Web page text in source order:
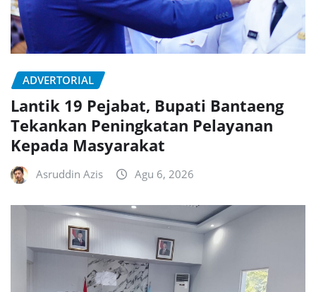
ADVERTORIAL
Lantik 19 Pejabat, Bupati Bantaeng
Tekankan Peningkatan Pelayanan
Kepada Masyarakat
Asruddin Azis Agu 6, 2026